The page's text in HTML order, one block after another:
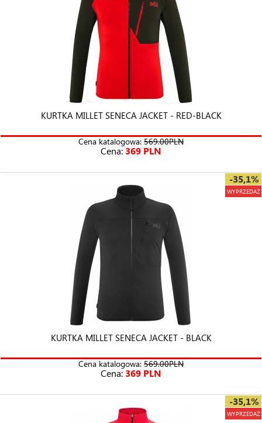
KURTKA MILLET SENECA JACKET - RED-BLACK
Cena katalogowa: 569.00PLN
Cena: 369 PLN
-35,1%
WYPRZEDAŻ
KURTKA MILLET SENECA JACKET - BLACK
Cena katalogowa: 569.00PLN
Cena: 369 PLN
-35,1%
WYPRZEDAŻ